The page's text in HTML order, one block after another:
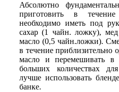
Абсолютно
приготовить в
необходимо иметь под
сахар (1 чайн. ложку),
масло (0,5 чайн.ложки).
в течение приблизительно
масло и перемешивать
больших количествах
лучше использовать
банке.